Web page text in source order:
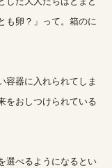
も卵？」って。箱のに
容器に入れられてしま
をおしつけられている
選べるようになるとい